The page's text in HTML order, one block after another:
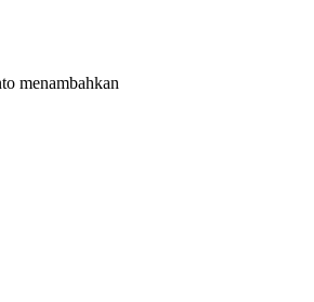
menambahkan